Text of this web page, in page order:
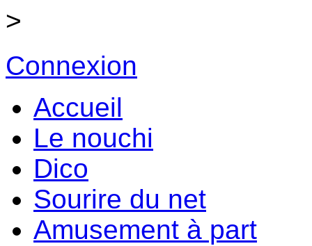
>
Connexion
Accueil
Le nouchi
Dico
Sourire du net
Amusement à part